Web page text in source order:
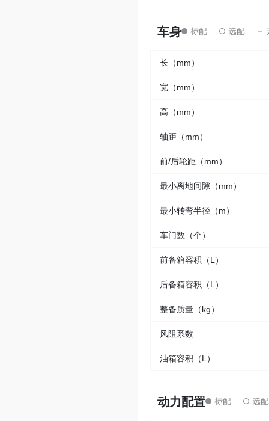
车身
长（mm）
宽（mm）
高（mm）
轴距（mm）
前/后轮距（mm）
最小离地间隙（mm）
最小转弯半径（m）
车门数（个）
前备箱容积（L）
后备箱容积（L）
整备质量（kg）
风阻系数
油箱容积（L）
动力配置